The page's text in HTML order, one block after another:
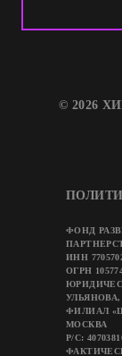
© 2026
ФОНД
ИНН
ОГРН
УЛЬЯНОВА,
ФИЛИАЛ
МОСКВА
Р/C: